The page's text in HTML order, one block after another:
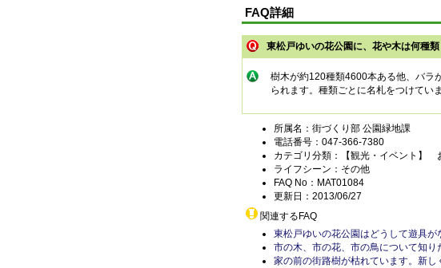
FAQ詳細
東松戸ゆいの花公園に、花や木は何種
樹木が約120種類4600本ある他、バラ
られます。種類ごとに名札をつけてい
所属名：街づくり部 公園緑地課
電話番号：047-366-7380
カテゴリ分類：【観光・イベント
ライフシーン：その他
FAQ No：MAT01084
更新日：2013/06/27
関連するFAQ
東松戸ゆいの花公園はどうして遊具が
市の木、市の花、市の鳥について知り
家の前の街路樹が枯れています。新